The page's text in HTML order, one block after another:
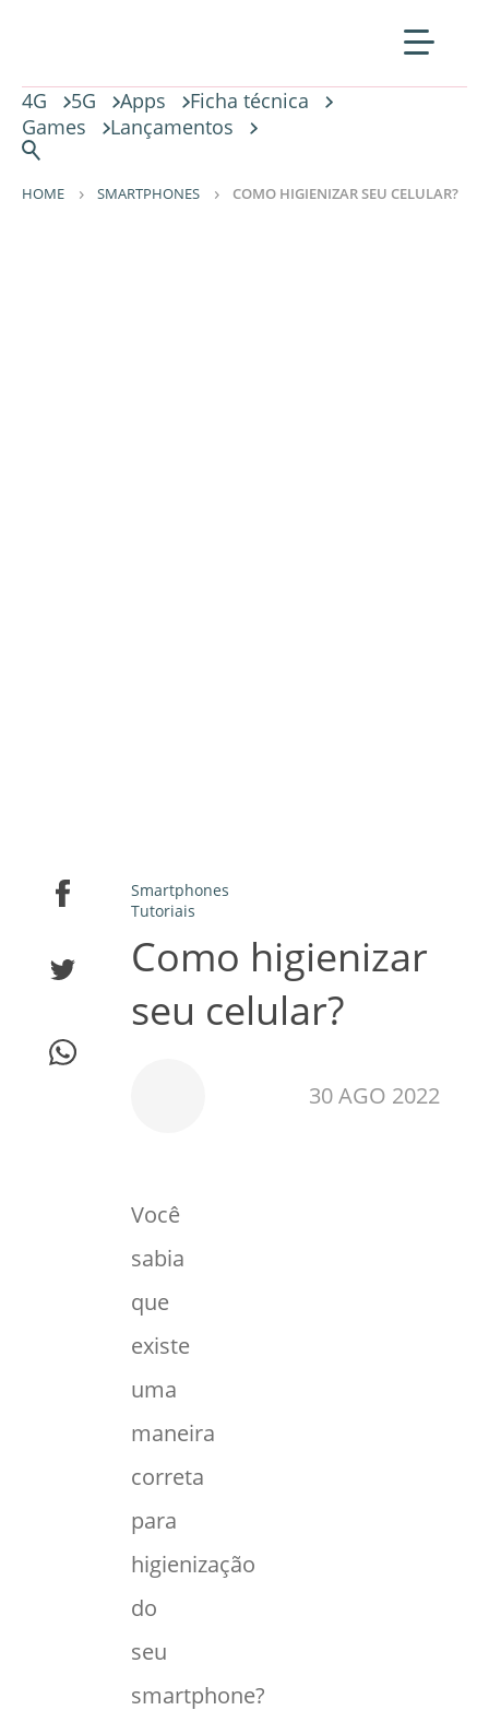
4G 5G Apps
Ficha técnica
Games
Lançamentos
HOME SMARTPHONES COMO HIGIENIZAR SEU CELULAR?
Smartphones
Tutoriais
Como higienizar
seu celular?
30 AGO 2022
Você
sabia
que
existe
uma
maneira
correta
para
higienização
do
seu
smartphone?